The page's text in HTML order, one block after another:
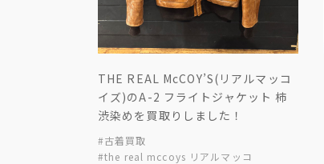
THE REAL McCOY’S(リアルマッコ
イズ)のA-2 フライトジャケット 柿
渋染めを買取りしました！
#古着買取
#the real mccoys リアルマッコ